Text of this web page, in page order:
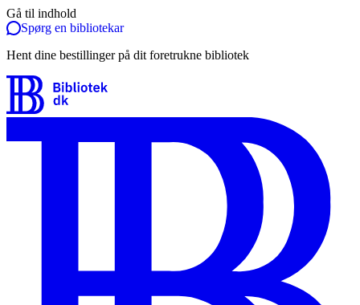
Gå til indhold
Spørg en bibliotekar
Hent dine bestillinger på dit foretrukne bibliotek